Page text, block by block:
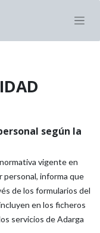
según la
vigente en
informa que
de los formularios del
en los ficheros
servicios de Adarga